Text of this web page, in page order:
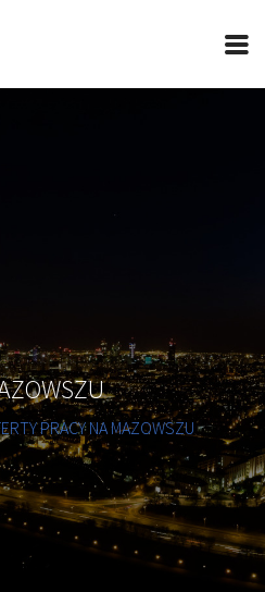
PRACY NA MAZOWSZU